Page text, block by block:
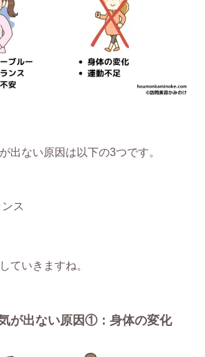
出ない原因は以下の3つです。
ス
ていきますね。
が出ない原因①：身体の変化